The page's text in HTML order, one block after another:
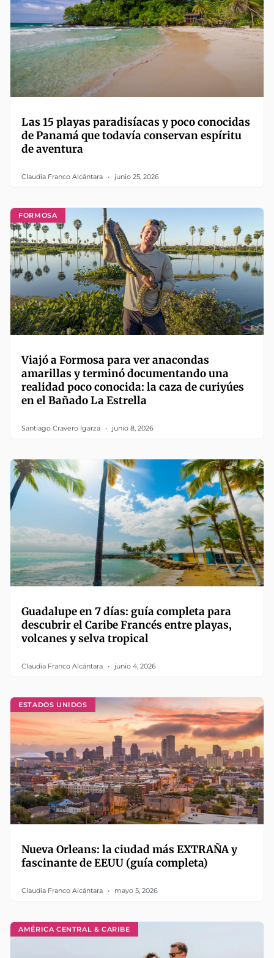
Las 15 playas paradisíacas y poco conocidas
de Panamá que todavía conservan espíritu
de aventura
Claudia Franco Alcántara junio 25, 2026
FORMOSA
Viajó a Formosa para ver anacondas
amarillas y terminó documentando una
realidad poco conocida: la caza de curiyúes
en el Bañado La Estrella
Santiago Cravero Igarza junio 8, 2026
Guadalupe en 7 días: guía completa para
descubrir el Caribe Francés entre playas,
volcanes y selva tropical
Claudia Franco Alcántara junio 4, 2026
ESTADOS UNIDOS
Nueva Orleans: la ciudad más EXTRAÑA y
fascinante de EEUU (guía completa)
Claudia Franco Alcántara mayo 5, 2026
AMÉRICA CENTRAL & CARIBE